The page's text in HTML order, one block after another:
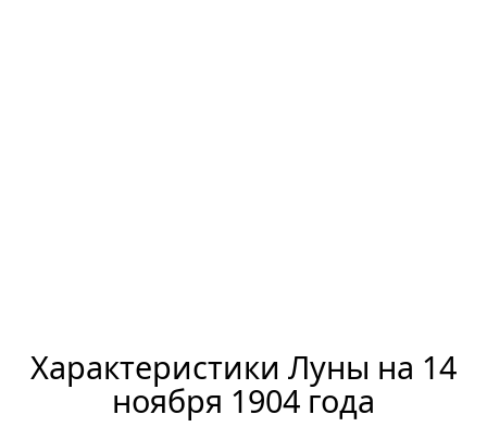
Характеристики Луны на 14
ноября 1904 года